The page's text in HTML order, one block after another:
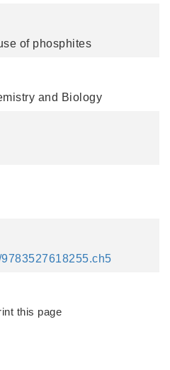
of phosphites
and Biology
this page